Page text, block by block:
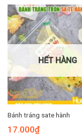
HẾT HÀNG
Bánh tráng sate hành
17.000₫